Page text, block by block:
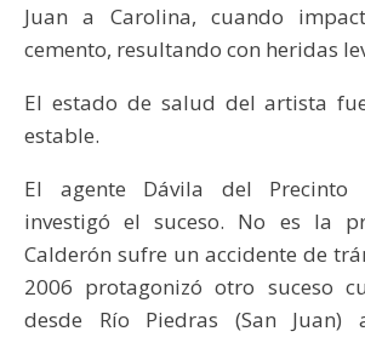
Juan a Carolina, cuando
cemento, resultando con heridas
El estado de salud del artista
estable.
El agente Dávila del Precinto
investigó el suceso. No es la
Calderón sufre un accidente de
2006 protagonizó otro suceso
desde Río Piedras (San